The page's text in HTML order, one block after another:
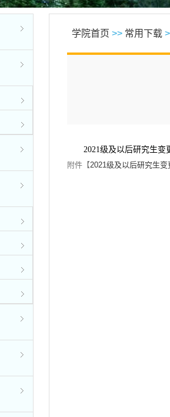
学院首页 >> 常用下载
2021级及以后研究生
附件【2021级及以后研究生